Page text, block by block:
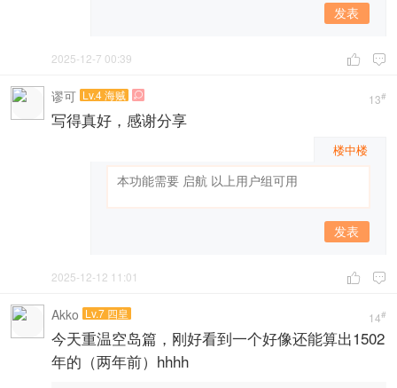
发表
 
2025-12-7 00:39
13#
谬可 Lv.4 海贼 
写得真好，感谢分享
楼中楼
发表
 
2025-12-12 11:01
14#
Akko Lv.7 四皇
今天重温空岛篇，刚好看到一个好像还能算出1502
年的（两年前）hhhh